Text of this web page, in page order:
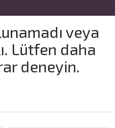
veya
Lütfen daha
deneyin.